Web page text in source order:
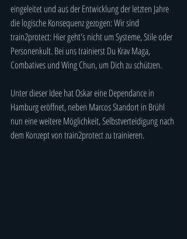
eingeleitet und aus der Entwicklung der letzten Jahre
die logische Konsequenz gezogen: Wir sind
train2protect: Hier geht's nicht um Systeme, Stile oder
Personenkult. Bei uns trainierst Du Krav Maga,
Combatives und Wing Chun, um Dich zu schützen.
Unter dieser Idee hat Oskar eine Dependance in
Hamburg eröffnet, neben Marcos Standort in Brühl
nun eine weitere Möglichkeit, Selbstverteidigung nach
dem Konzept von train2protect zu trainieren.